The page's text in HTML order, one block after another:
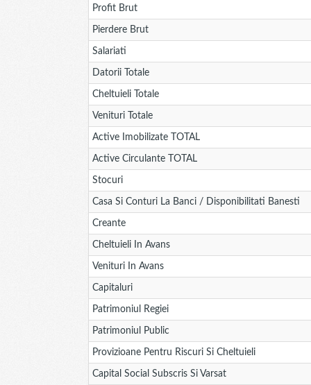
Profit Brut
Pierdere Brut
Salariati
Datorii Totale
Cheltuieli Totale
Venituri Totale
Active Imobilizate TOTAL
Active Circulante TOTAL
Stocuri
Casa Si Conturi La Banci / Disponibilitati Banesti
Creante
Cheltuieli In Avans
Venituri In Avans
Capitaluri
Patrimoniul Regiei
Patrimoniul Public
Provizioane Pentru Riscuri Si Cheltuieli
Capital Social Subscris Si Varsat